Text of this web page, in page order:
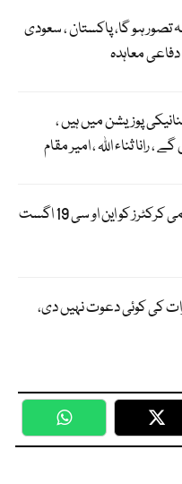
تصور ہو گا، پاکستان ، سعودی
معاہدہ
پوزیشن میں ہیں ،
رانا ثناء اللہ ، امیر مقام
کیریبین پریمیئر لیگ ، قومی کرکٹرز کو این او سی 19 اگست
کی کوئی دعوت نہیں دی،
WhatsApp